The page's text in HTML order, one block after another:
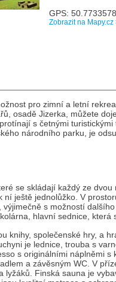
GPS:
Zobrazit na Mapy.cz
pro zimní a letní
osadě Jizerka, můžete
s četnými
národního parku, je
se skládají každý ze
ještě jednolůžko. V
s možností
hlavní sednice, která
knihy, společenské hry, a
je lednice, trouba s
s originálními náplněmi
a závěsným WC. V
Finská sauna je